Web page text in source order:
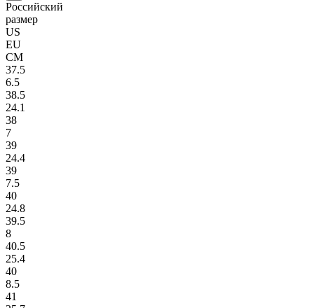
Российский
размер
US
EU
СМ
37.5
6.5
38.5
24.1
38
7
39
24.4
39
7.5
40
24.8
39.5
8
40.5
25.4
40
8.5
41